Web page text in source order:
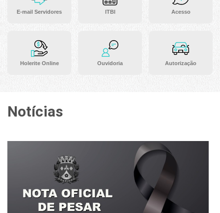
E-mail Servidores
Holerite Online
ITBI
Ouvidoria
Acesso
Autorização
Notícias